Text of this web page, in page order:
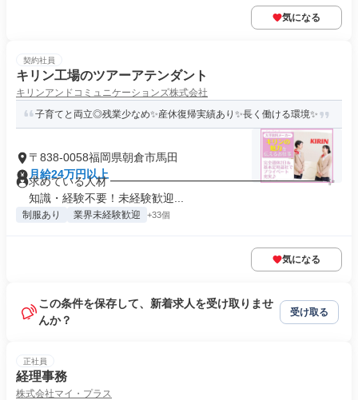
気になる
契約社員
キリン工場のツアーアテンダント
キリンアンドコミュニケーションズ株式会社
子育てと両立◎残業少なめ✨産休復帰実績あり✨長く働ける環境✨
〒838-0058福岡県朝倉市馬田
月給24万円以上
求めている人材 ━━━━━━━━━━━━━━━━━━━ ✨
知識・経験不要！未経験歓迎...
制服あり 業界未経験歓迎 +33個
気になる
この条件を保存して、新着求人を受け取りませ
んか？
受け取る
正社員
経理事務
株式会社マイ・プラス